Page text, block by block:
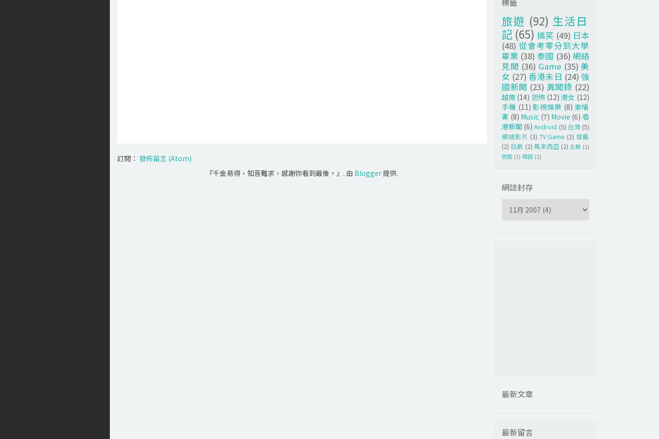
訂閱： 發佈留言 (Atom)
『千金易得，知音難求，感謝你看到最後。』. 由 Blogger提供.
旅遊 (92) 生活日
記 (65) 搞笑 (49) 日本
(48) 從會考零分到大學
畢業 (38) 泰國 (36) 網絡
見聞 (36) Game (35) 美
女 (27) 香港未日 (24) 強
國新聞 (23) 異聞錄 (22)
越南 (14) 恐怖 (12) 港女 (12)
手機 (11) 影視娛樂 (8) 柬埔
寨 (8) Music (7) Movie (6) 香
港新聞 (6) Android (5) 台灣 (5)
網絡影片 (3) TV Game (2) 懷舊
(2) 日劇 (2) 馬來西亞 (2) 北韓 (1)
遊戲 (1) 韓國 (1)
網誌封存
最新文章
最新留言